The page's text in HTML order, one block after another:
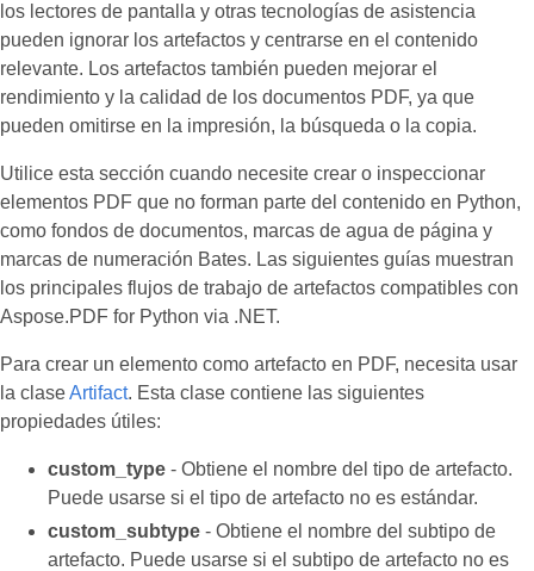
los lectores de pantalla y otras tecnologías de asistencia
pueden ignorar los artefactos y centrarse en el contenido
relevante. Los artefactos también pueden mejorar el
rendimiento y la calidad de los documentos PDF, ya que
pueden omitirse en la impresión, la búsqueda o la copia.
Utilice esta sección cuando necesite crear o inspeccionar
elementos PDF que no forman parte del contenido en Python,
como fondos de documentos, marcas de agua de página y
marcas de numeración Bates. Las siguientes guías muestran
los principales flujos de trabajo de artefactos compatibles con
Aspose.PDF for Python via .NET.
Para crear un elemento como artefacto en PDF, necesita usar
la claseArtifact. Esta clase contiene las siguientes
propiedades útiles:
custom_type - Obtiene el nombre del tipo de artefacto.
Puede usarse si el tipo de artefacto no es estándar.
custom_subtype - Obtiene el nombre del subtipo de
artefacto. Puede usarse si el subtipo de artefacto no es